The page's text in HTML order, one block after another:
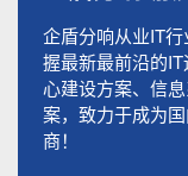
企盾分响从业IT
握最新最前沿的
心建设方案、信
案，致力于成为
商！